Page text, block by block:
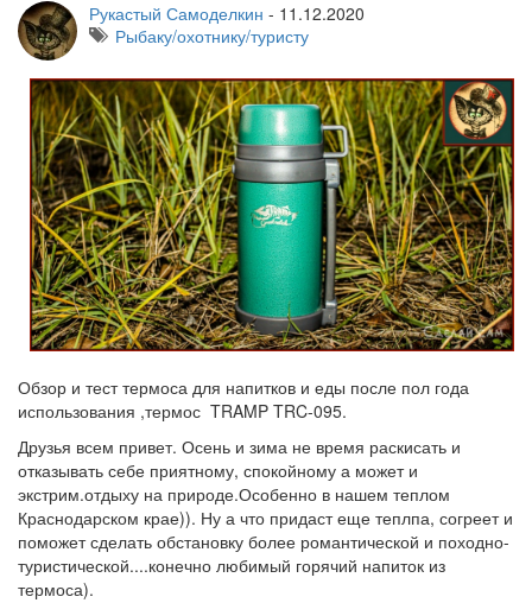
Рукастый Самоделкин - 11.12.2020
Рыбаку/охотнику/туристу
Обзор и тест термоса для напитков и еды после пол года
использования ,термос TRAMP TRC-095.
Друзья всем привет. Осень и зима не время раскисать и
отказывать себе приятному, спокойному а может и
экстрим.отдыху на природе.Особенно в нашем теплом
Краснодарском крае)). Ну а что придаст еще теплпа, согреет и
поможет сделать обстановку более романтической и походно-
туристической....конечно любимый горячий напиток из
термоса).